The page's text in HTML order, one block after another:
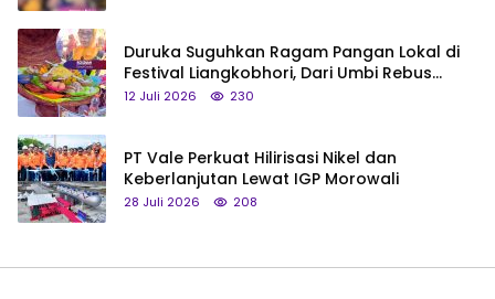
Duruka Suguhkan Ragam Pangan Lokal di
Festival Liangkobhori, Dari Umbi Rebus
hingga Tumpeng Beras Muna
12 Juli 2026 230
PT Vale Perkuat Hilirisasi Nikel dan
Keberlanjutan Lewat IGP Morowali
28 Juli 2026 208